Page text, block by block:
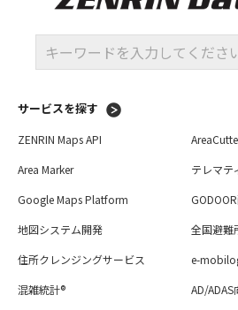
サービスを探す
ZENRIN Maps API
Area Marker
Google Maps Platform
地図システム開発
住所クレンジングサービス
混雑統計®
テレマテ
全国避難
e-
AD/